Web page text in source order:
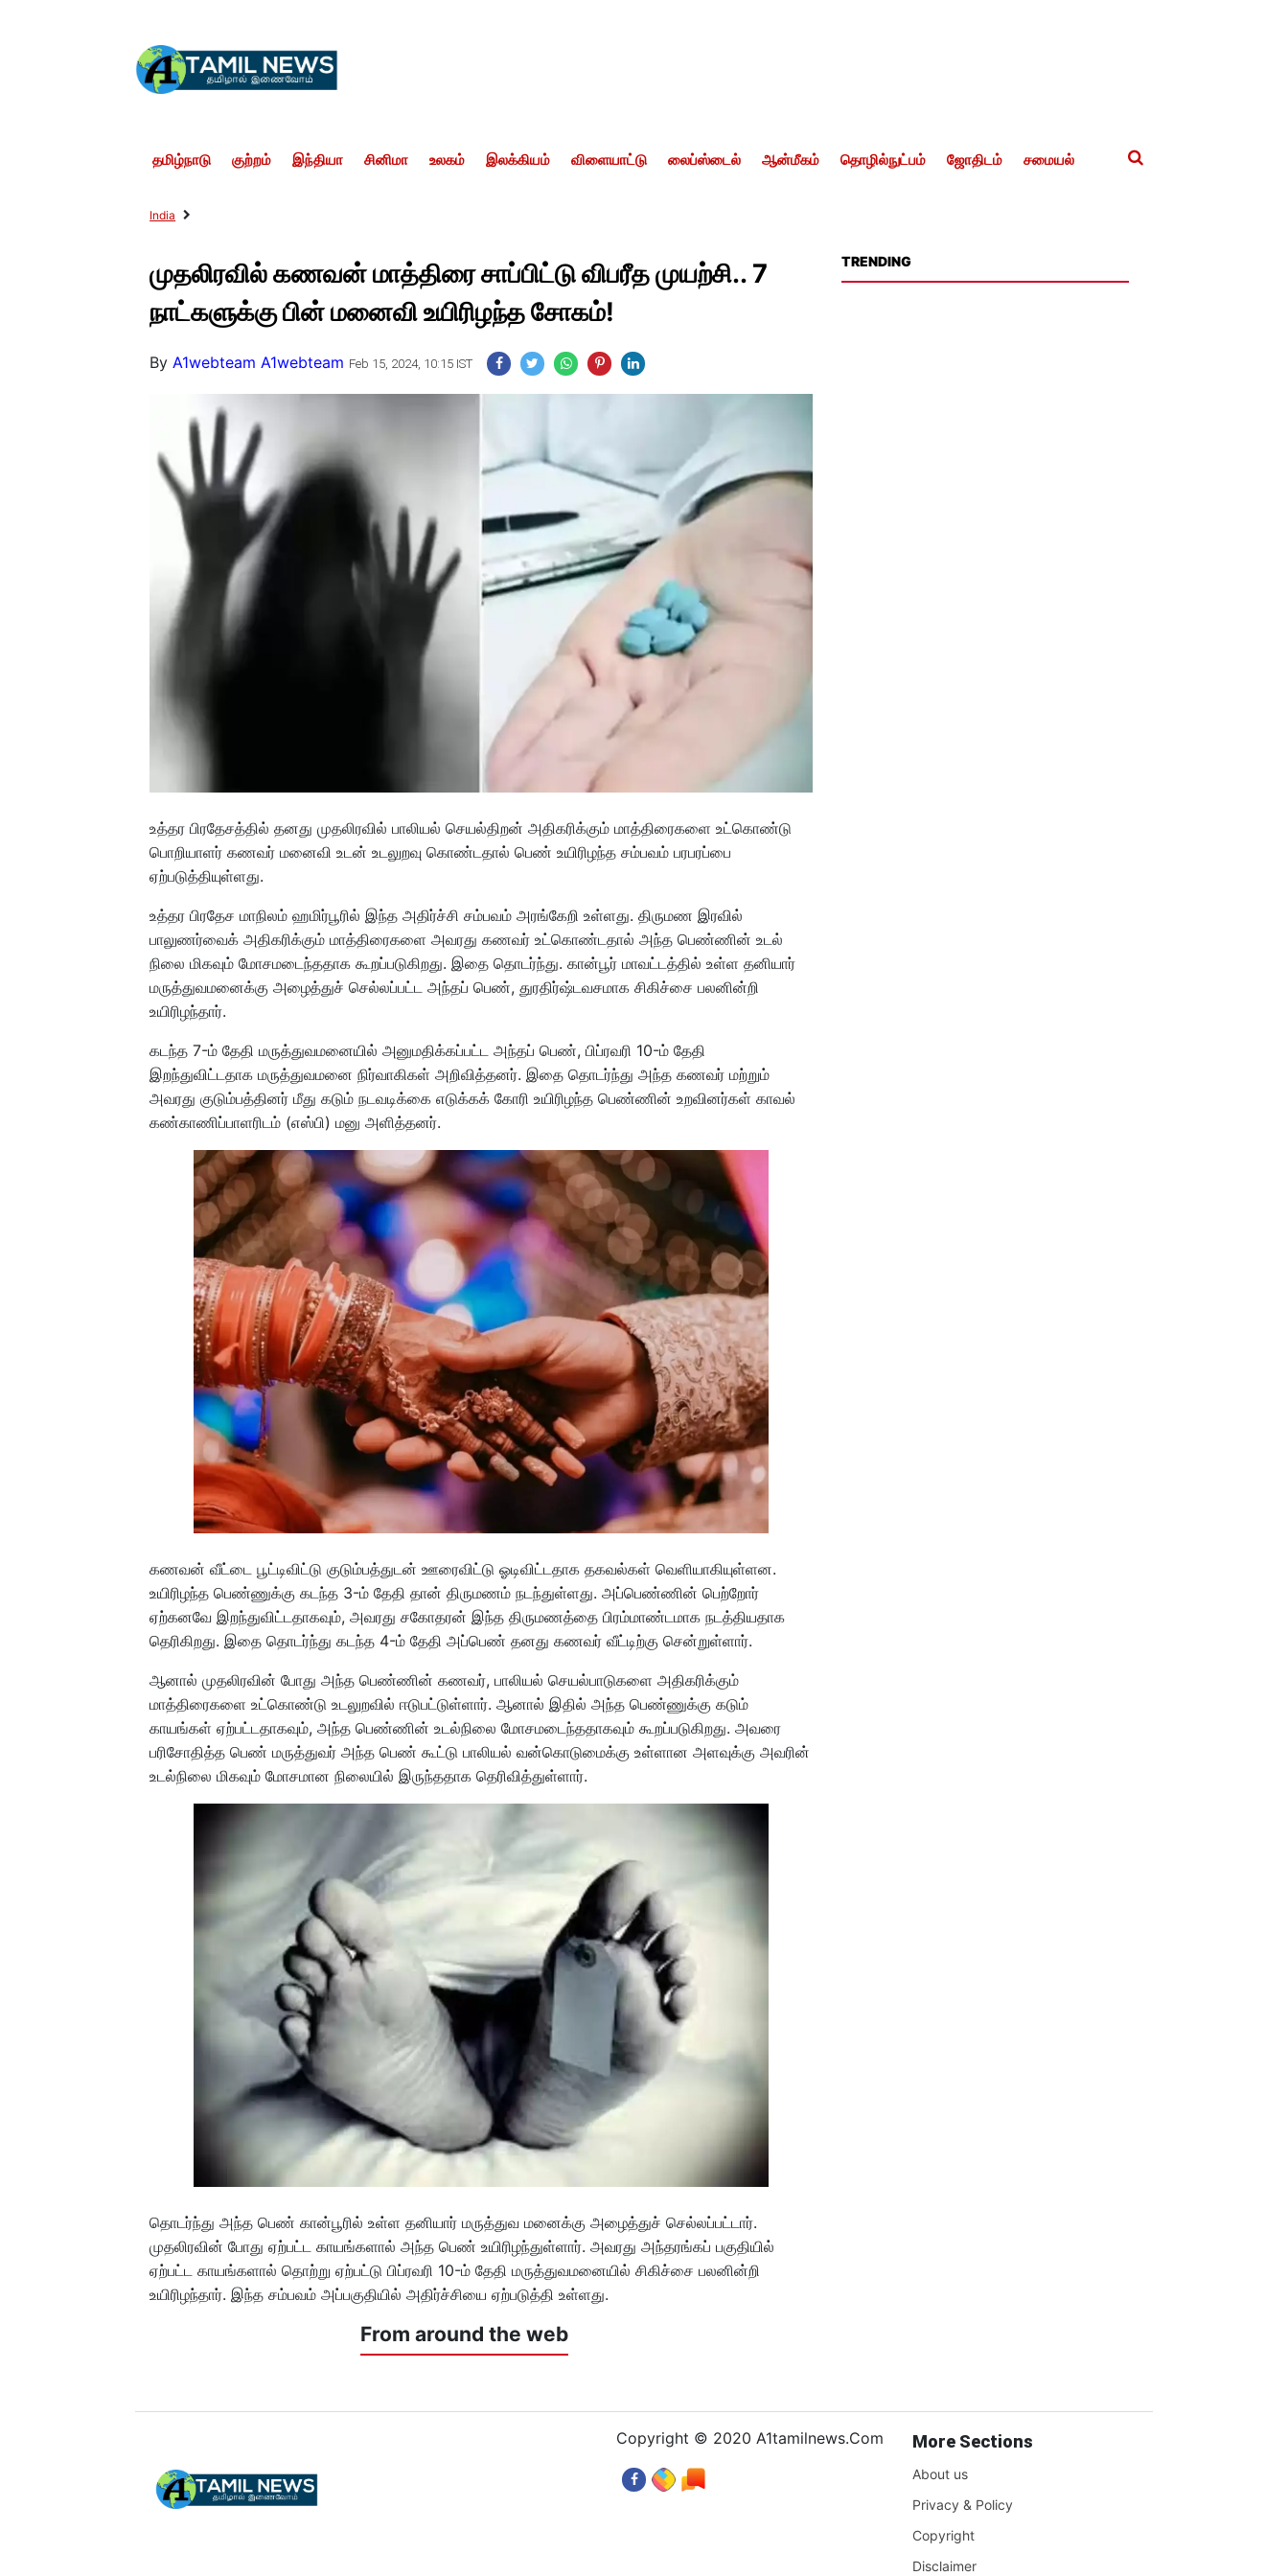
தமிழ்நாடு குற்றம் இந்தியா சினிமா உலகம் இலக்கியம் விளையாட்டு லைப்ஸ்டைல் ஆன்மீகம் தொழில்நுட்பம் ஜோதிடம் சமையல்
India
முதலிரவில் கணவன் மாத்திரை சாப்பிட்டு விபரீத முயற்சி.. 7
நாட்களுக்கு பின் மனைவி உயிரிழந்த சோகம்!
ByA1webteam A1webteam Feb 15, 2024, 10:15 IST
உத்தர பிரதேசத்தில் தனது முதலிரவில் பாலியல் செயல்திறன் அதிகரிக்கும் மாத்திரைகளை உட்கொண்டு
பொறியாளர் கணவர் மனைவி உடன் உடலுறவு கொண்டதால் பெண் உயிரிழந்த சம்பவம் பரபரப்பை
ஏற்படுத்தியுள்ளது.
உத்தர பிரதேச மாநிலம் ஹமிர்பூரில் இந்த அதிர்ச்சி சம்பவம் அரங்கேறி உள்ளது. திருமண இரவில்
பாலுணர்வைக் அதிகரிக்கும் மாத்திரைகளை அவரது கணவர் உட்கொண்டதால் அந்த பெண்ணின் உடல்
நிலை மிகவும் மோசமடைந்ததாக கூறப்படுகிறது. இதை தொடர்ந்து. கான்பூர் மாவட்டத்தில் உள்ள தனியார்
மருத்துவமனைக்கு அழைத்துச் செல்லப்பட்ட அந்தப் பெண், துரதிர்ஷ்டவசமாக சிகிச்சை பலனின்றி
உயிரிழந்தார்.
கடந்த 7-ம் தேதி மருத்துவமனையில் அனுமதிக்கப்பட்ட அந்தப் பெண், பிப்ரவரி 10-ம் தேதி
இறந்துவிட்டதாக மருத்துவமனை நிர்வாகிகள் அறிவித்தனர். இதை தொடர்ந்து அந்த கணவர் மற்றும்
அவரது குடும்பத்தினர் மீது கடும் நடவடிக்கை எடுக்கக் கோரி உயிரிழந்த பெண்ணின் உறவினர்கள் காவல்
கண்காணிப்பாளரிடம் (எஸ்பி) மனு அளித்தனர்.
கணவன் வீட்டை பூட்டிவிட்டு குடும்பத்துடன் ஊரைவிட்டு ஓடிவிட்டதாக தகவல்கள் வெளியாகியுள்ளன.
உயிரிழந்த பெண்ணுக்கு கடந்த 3-ம் தேதி தான் திருமணம் நடந்துள்ளது. அப்பெண்ணின் பெற்றோர்
ஏற்கனவே இறந்துவிட்டதாகவும், அவரது சகோதரன் இந்த திருமணத்தை பிரம்மாண்டமாக நடத்தியதாக
தெரிகிறது. இதை தொடர்ந்து கடந்த 4-ம் தேதி அப்பெண் தனது கணவர் வீட்டிற்கு சென்றுள்ளார்.
ஆனால் முதலிரவின் போது அந்த பெண்ணின் கணவர், பாலியல் செயல்பாடுகளை அதிகரிக்கும்
மாத்திரைகளை உட்கொண்டு உடலுறவில் ஈடுபட்டுள்ளார். ஆனால் இதில் அந்த பெண்ணுக்கு கடும்
காயங்கள் ஏற்பட்டதாகவும், அந்த பெண்ணின் உடல்நிலை மோசமடைந்ததாகவும் கூறப்படுகிறது. அவரை
பரிசோதித்த பெண் மருத்துவர் அந்த பெண் கூட்டு பாலியல் வன்கொடுமைக்கு உள்ளான அளவுக்கு அவரின்
உடல்நிலை மிகவும் மோசமான நிலையில் இருந்ததாக தெரிவித்துள்ளார்.
தொடர்ந்து அந்த பெண் கான்பூரில் உள்ள தனியார் மருத்துவ மனைக்கு அழைத்துச் செல்லப்பட்டார்.
முதலிரவின் போது ஏற்பட்ட காயங்களால் அந்த பெண் உயிரிழந்துள்ளார். அவரது அந்தரங்கப் பகுதியில்
ஏற்பட்ட காயங்களால் தொற்று ஏற்பட்டு பிப்ரவரி 10-ம் தேதி மருத்துவமனையில் சிகிச்சை பலனின்றி
உயிரிழந்தார். இந்த சம்பவம் அப்பகுதியில் அதிர்ச்சியை ஏற்படுத்தி உள்ளது.
From around the web
TRENDING
Copyright © 2020 A1tamilnews.Com More Sections
About us
Privacy & Policy
Copyright
Disclaimer